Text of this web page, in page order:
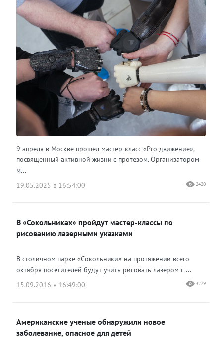
9 апреля в Москве прошел мастер-класс «Pro движение»,
посвященный активной жизни с протезом. Организатором
м...
19.05.2025 в 16:54:00
2420
В «Сокольниках» пройдут мастер-классы по
рисованию лазерными указками
В столичном парке «Сокольники» на протяжении всего
октября посетителей будут учить рисовать лазером с ...
15.09.2016 в 16:49:00
3279
Американские ученые обнаружили новое
заболевание, опасное для детей